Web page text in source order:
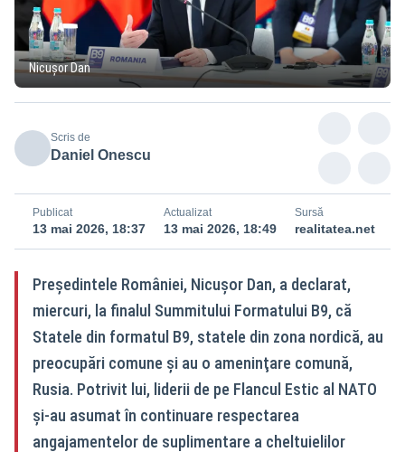
Nicușor Dan
Scris de
Daniel Onescu
Publicat
13 mai 2026, 18:37
Actualizat
13 mai 2026, 18:49
Sursă
realitatea.net
Preşedintele României, Nicuşor Dan, a declarat,
miercuri, la finalul Summitului Formatului B9, că
Statele din formatul B9, statele din zona nordică, au
preocupări comune şi au o ameninţare comună,
Rusia. Potrivit lui, liderii de pe Flancul Estic al NATO
și-au asumat în continuare respectarea
angajamentelor de suplimentare a cheltuielilor